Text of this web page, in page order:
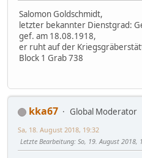
Salomon Goldschmidt,
letzter bekannter Dienstgrad:
gef. am 18.08.1918,
er ruht auf der
Block 1 Grab 738
kka67
Global Moderator
Sa, 18. August 2018, 19:32
Letzte Bearbeitung: So, 19. August 2018,